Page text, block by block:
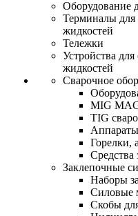
Оборудование
Терминалы для
жидкостей
Тележки
Устройства
жидкостей
Сварочное
MIG
TIG
Горелки,
Заклепочные
Наборы
Силовые
Скобы